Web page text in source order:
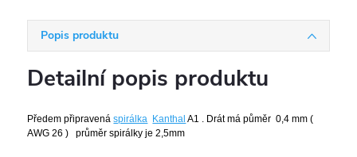
Popis produktu
Detailní popis produktu
Předem připravenáspirálka Kanthal A1 . Drát má půměr 0,4 mm (
AWG 26 ) průměr spirálky je 2,5mm